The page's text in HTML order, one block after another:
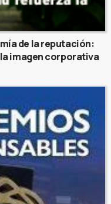
de la reputación:
imagen corporativa